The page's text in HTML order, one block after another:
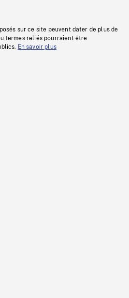
sur ce site peuvent dater de plus de
termes reliés pourraient être
En savoir plus